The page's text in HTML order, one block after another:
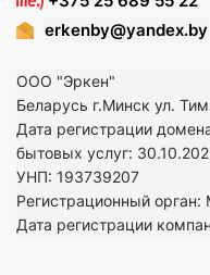
erkenby@yandex.by
ООО "Эркен"
Беларусь г.Минск ул.
Дата регистрации
бытовых услуг:
УНП: 193739207
Регистрационный
Дата регистрации